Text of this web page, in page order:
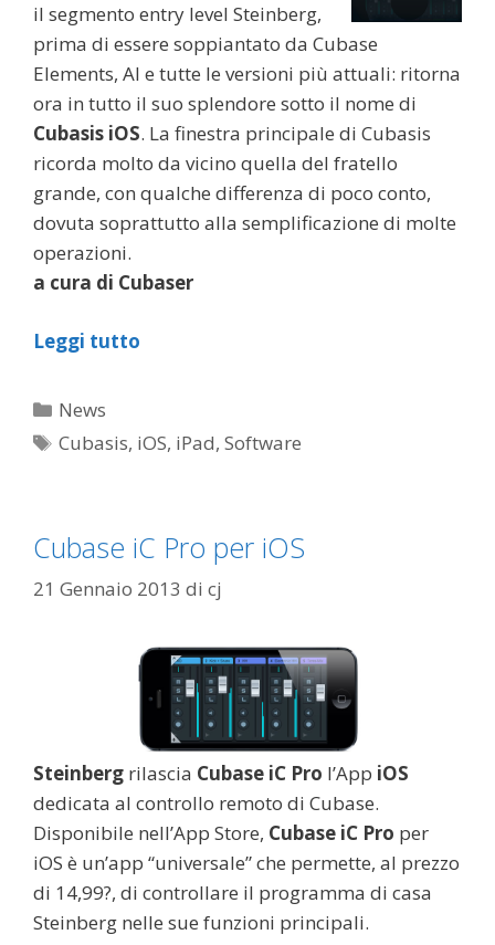
il segmento entry level Steinberg,
prima di essere soppiantato da Cubase
Elements, AI e tutte le versioni più attuali: ritorna
ora in tutto il suo splendore sotto il nome di
Cubasis iOS. La finestra principale di Cubasis
ricorda molto da vicino quella del fratello
grande, con qualche differenza di poco conto,
dovuta soprattutto alla semplificazione di molte
operazioni.
a cura di Cubaser
Leggi tutto
Categorie
News
Tag
Cubasis, iOS, iPad,Software
Cubase iC Pro per iOS
21 Gennaio 2013 di cj
Steinberg rilascia Cubase iC Pro l’App iOS
dedicata al controllo remoto di Cubase.
Disponibile nell’App Store, Cubase iC Pro per
iOS è un’app “universale” che permette, al prezzo
di 14,99?, di controllare il programma di casa
Steinberg nelle sue funzioni principali.